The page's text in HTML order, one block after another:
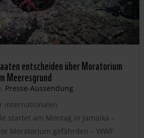
entscheiden über Moratorium
Meeresgrund
, Presse-Aussendung
internationalen
startet am Montag in Jamaika –
Moratorium gefährden – WWF